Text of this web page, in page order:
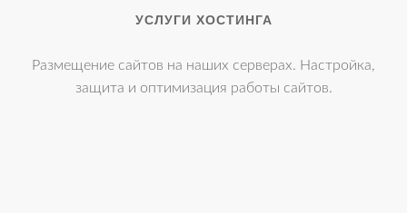
УСЛУГИ ХОСТИНГА
Размещение сайтов на наших серверах. Настройка,
защита и оптимизация работы сайтов.